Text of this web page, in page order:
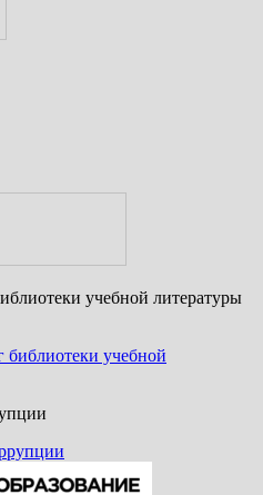
учебной литературы